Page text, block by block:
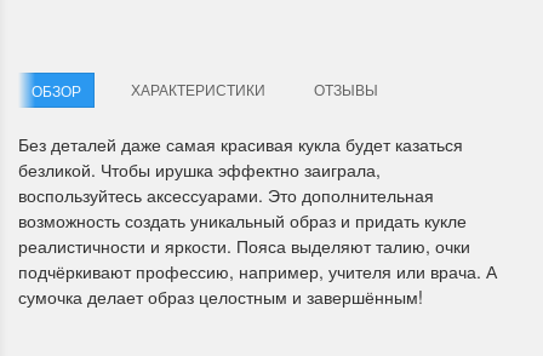
ОБЗОР ХАРАКТЕРИСТИКИ ОТЗЫВЫ
Без деталей даже самая красивая кукла будет казаться
безликой. Чтобы ирушка эффектно заиграла,
воспользуйтесь аксессуарами. Это дополнительная
возможность создать уникальный образ и придать кукле
реалистичности и яркости. Пояса выделяют талию, очки
подчёркивают профессию, например, учителя или врача. А
сумочка делает образ целостным и завершённым!